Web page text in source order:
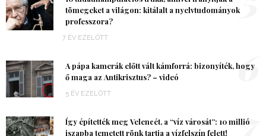
tömegeket a világon: kitálalt a nyelvtudományok
professzora?
7 ÉV EZELŐTT
A pápa kamerák előtt vált kámforrá: bizonyíték, hogy
ő maga az Antikrisztus? – videó
5 ÉV EZELŐTT
6
Így építették meg Velencét, a “víz városát”: 10 millió
iszapba temetett rönk tartja a vízfelszín felett!
7